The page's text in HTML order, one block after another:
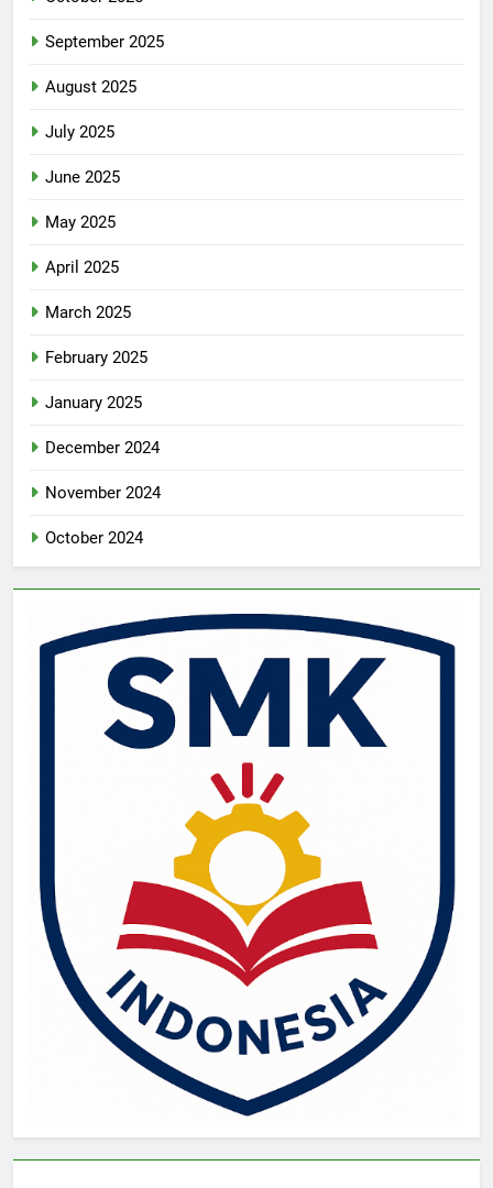
September 2025
August 2025
July 2025
June 2025
May 2025
April 2025
March 2025
February 2025
January 2025
December 2024
November 2024
October 2024